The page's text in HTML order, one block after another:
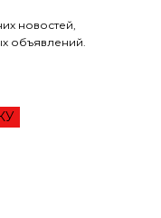
новостей,
объявлений.